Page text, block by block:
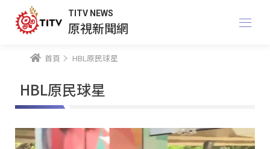
TITV NEWS
原視新聞網
首頁 HBL原民球星
HBL原民球星